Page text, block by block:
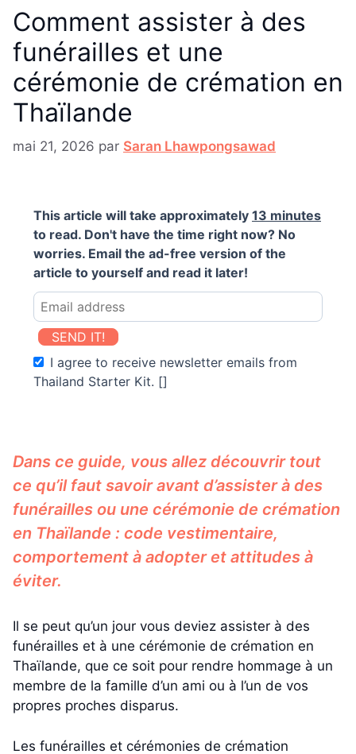
Comment assister à des
funérailles et une
cérémonie de crémation en
Thaïlande
mai 21, 2026 par Saran Lhawpongsawad
This article will take approximately 13 minutes
to read. Don't have the time right now? No
worries. Email the ad-free version of the
article to yourself and read it later!
SEND IT!
I agree to receive newsletter emails from
Thailand Starter Kit. []
Dans ce guide, vous allez découvrir tout
ce qu’il faut savoir avant d’assister à des
funérailles ou une cérémonie de crémation
en Thaïlande : code vestimentaire,
comportement à adopter et attitudes à
éviter.
Il se peut qu’un jour vous deviez assister à des
funérailles et à une cérémonie de crémation en
Thaïlande, que ce soit pour rendre hommage à un
membre de la famille d’un ami ou à l’un de vos
propres proches disparus.
Les funérailles et cérémonies de crémation